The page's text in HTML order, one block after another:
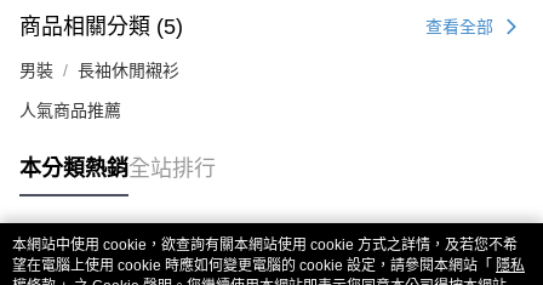
商品相關分類 (5) 查看全部
男裝 長袖休閒襯衫
人氣商品推薦
本分類熱銷全站排行
熱門標籤
本網站中使用 cookie，欲查詢有關本網站使用 cookie 方式之詳情，及若您不希
望在電腦上使用 cookie 時應如何變更電腦的 cookie 設定，請參閱本網站「 隱私